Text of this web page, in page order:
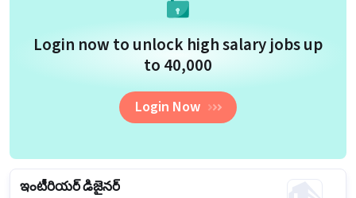
Login now to unlock high salary jobs up
to ₹40,000
Login Now
ఇంటీరియర్ డిజైనర్